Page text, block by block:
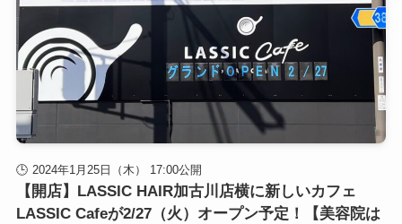
2024年1月25日（木） 17:00公開
【開店】LASSIC HAIR加古川店横に新しいカフェ
LASSIC Cafeが2/27（火）オープン予定！【美容院は